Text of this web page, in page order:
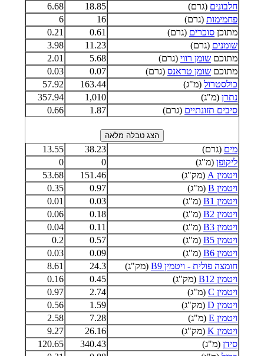
חלבונים (גרם) 18.85
6.68
פחמימות (גרם) 16
6
מתוכן סוכרים (גרם) 0.61
0.21
שומנים (גרם) 11.23
3.98
מתוכם שומן רווי (גרם) 5.68
2.01
מתוכם שומן טראנס (גרם) 0.07
0.03
כולסטרול (מ"ג) 163.44
57.92
נתרן (מ"ג) 1,010
357.94
סיבים תזונתיים (גרם) 1.87
0.66
מים (גרם) 38.23
13.55
ליקופן (מ"ג) 0
0
ויטמין A
(מק"ג) 151.46
53.68
ויטמין B
(מ"ג) 0.97
0.35
ויטמין B1
(מ"ג) 0.03
0.01
ויטמין B2
(מ"ג) 0.18
0.06
ויטמין B3
(מ"ג) 0.11
0.04
ויטמין B5
(מ"ג) 0.57
0.2
ויטמין B6
(מ"ג) 0.09
0.03
חומצה פולית - ויטמין B9
(מק"ג) 24.3
8.61
ויטמין B12
(מק"ג) 0.45
0.16
ויטמין C
(מ"ג) 2.74
0.97
ויטמין D
(מק"ג) 1.59
0.56
ויטמין E
(מ"ג) 7.28
2.58
ויטמין K
(מק"ג) 26.16
9.27
סידן (מ"ג) 340.43
120.65